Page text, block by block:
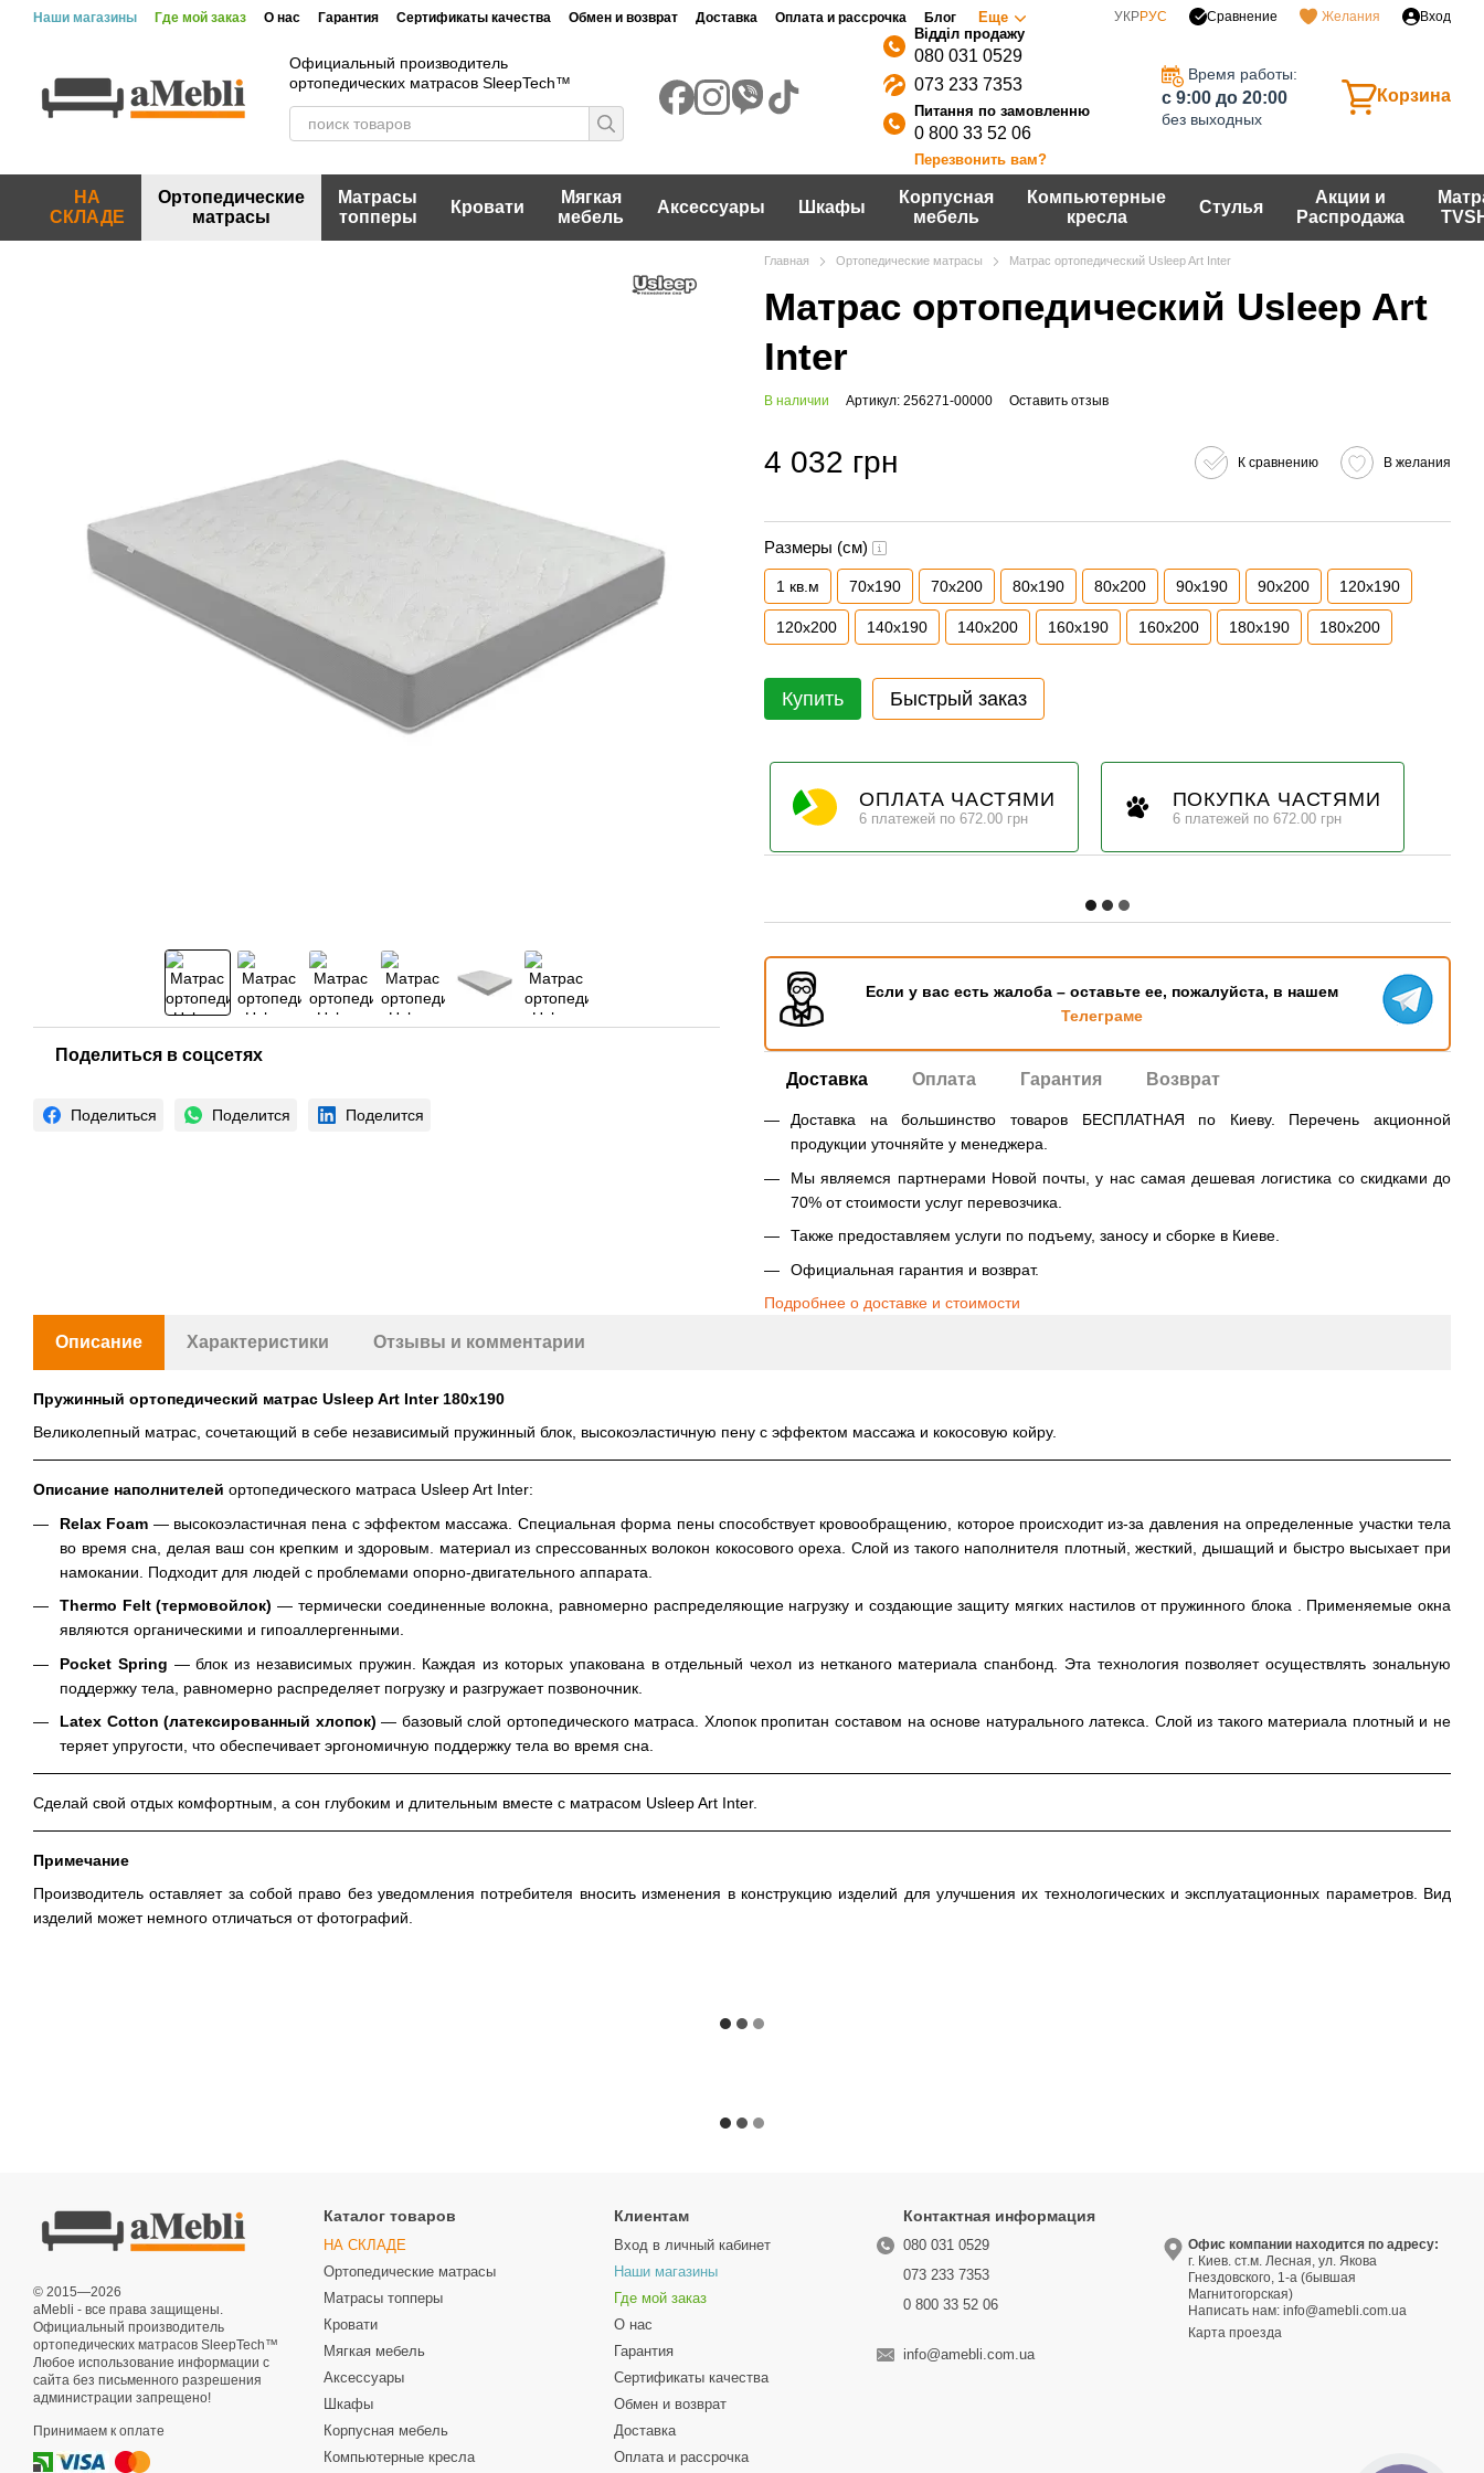
Перейти к основному контенту
Наши магазины Где мой заказ О нас Гарантия Сертификаты качества Обмен и возврат Доставка Оплата и рассрочка Блог Еще УКРРУС Сравнение Желания Вход
Официальный производитель
ортопедических матрасов SleepTech™
080 031 0529
073 233 7353
0 800 33 52 06
Перезвонить вам?
Время работы:
c 9:00 до 20:00
без выходных
Корзина
НА
СКЛАДЕ
Ортопедические
матрасы
Матрасы
топперы
Кровати
Мягкая
мебель
Аксессуары Шкафы
Корпусная
мебель
Компьютерные
кресла
Стулья
Акции и
Распродажа
Поделиться в соцсетях
Поделиться Поделится Поделится
Главная Ортопедические матрасы Матрас ортопедический Usleep Art Inter
Матрас ортопедический Usleep Art
Inter
В наличии Артикул: 256271-00000 Оставить отзыв
4 032 грн К сравнению В желания
Размеры (см)
1 кв.м 70х190 70х200 80х190 80х200 90х190 90х200 120х190
120х200 140х190 140х200 160х190 160х200 180х190 180х200
Купить Быстрый заказ
ОПЛАТА ЧАСТЯМИ
6 платежей по 672.00 грн
ПОКУПКА ЧАСТЯМИ
6 платежей по 672.00 грн
Если у вас есть жалоба – оставьте ее, пожалуйста, в нашем
Телеграме
Доставка Оплата Гарантия Возврат
Доставка на большинство товаров БЕСПЛАТНАЯ по Киеву. Перечень акционной
продукции уточняйте у менеджера.
Мы являемся партнерами Новой почты, у нас самая дешевая логистика со скидками до
70% от стоимости услуг перевозчика.
Также предоставляем услуги по подъему, заносу и сборке в Киеве.
Официальная гарантия и возврат.
Подробнее о доставке и стоимости
Описание Характеристики Отзывы и комментарии
Пружинный ортопедический матрас Usleep Art Inter 180х190
Великолепный матрас, сочетающий в себе независимый пружинный блок, высокоэластичную пену с эффектом массажа и кокосовую койру.
Описание наполнителей ортопедического матраса Usleep Art Inter:
Relax Foam — высокоэластичная пена с эффектом массажа. Специальная форма пены способствует кровообращению, которое происходит из-за давления на определенные участки тела
во время сна, делая ваш сон крепким и здоровым. материал из спрессованных волокон кокосового ореха. Слой из такого наполнителя плотный, жесткий, дышащий и быстро высыхает при
намокании. Подходит для людей с проблемами опорно-двигательного аппарата.
Thermo Felt (термовойлок) — термически соединенные волокна, равномерно распределяющие нагрузку и создающие защиту мягких настилов от пружинного блока . Применяемые окна
являются органическими и гипоаллергенными.
Pocket Spring — блок из независимых пружин. Каждая из которых упакована в отдельный чехол из нетканого материала спанбонд. Эта технология позволяет осуществлять зональную
поддержку тела, равномерно распределяет погрузку и разгружает позвоночник.
Latex Cotton (латексированный хлопок) — базовый слой ортопедического матраса. Хлопок пропитан составом на основе натурального латекса. Слой из такого материала плотный и не
теряет упругости, что обеспечивает эргономичную поддержку тела во время сна.
Сделай свой отдых комфортным, а сон глубоким и длительным вместе с матрасом Usleep Art Inter.
Примечание
Производитель оставляет за собой право без уведомления потребителя вносить изменения в конструкцию изделий для улучшения их технологических и эксплуатационных параметров. Вид
изделий может немного отличаться от фотографий.
© 2015—2026
aMebli - все права защищены.
Официальный производитель
ортопедических матрасов SleepTech™
Любое использование информации с
сайта без письменного разрешения
администрации запрещено!
Принимаем к оплате
Каталог товаров
НА СКЛАДЕ
Ортопедические матрасы
Матрасы топперы
Кровати
Мягкая мебель
Аксессуары
Шкафы
Корпусная мебель
Компьютерные кресла
Клиентам
Вход в личный кабинет
Наши магазины
Где мой заказ
О нас
Гарантия
Сертификаты качества
Обмен и возврат
Доставка
Оплата и рассрочка
Контактная информация
080 031 0529
073 233 7353
0 800 33 52 06
info@amebli.com.ua
Офис компании находится по адресу:
г. Киев. ст.м. Лесная, ул. Якова
Гнездовского, 1-а (бывшая
Магнитогорская)
Написать нам:info@amebli.com.ua
Карта проезда